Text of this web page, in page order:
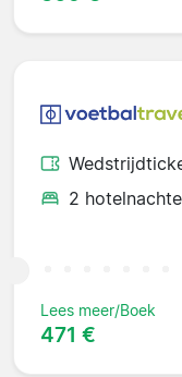
2
Lees meer/Boek
471 €